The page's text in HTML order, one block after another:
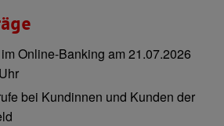
Online-Banking am 21.07.2026
bei Kundinnen und Kunden der